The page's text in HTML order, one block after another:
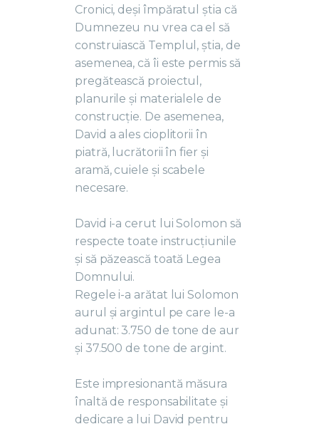
Cronici, deși împăratul știa că
Dumnezeu nu vrea ca el să
construiască Templul, știa, de
asemenea, că îi este permis să
pregătească proiectul,
planurile și materialele de
construcție. De asemenea,
David a ales cioplitorii în
piatră, lucrătorii în fier și
aramă, cuiele și scabele
necesare.
David i-a cerut lui Solomon să
respecte toate instrucțiunile
și să păzească toată Legea
Domnului.
Regele i-a arătat lui Solomon
aurul și argintul pe care le-a
adunat: 3.750 de tone de aur
și 37.500 de tone de argint.
Este impresionantă măsura
înaltă de responsabilitate și
dedicare a lui David pentru